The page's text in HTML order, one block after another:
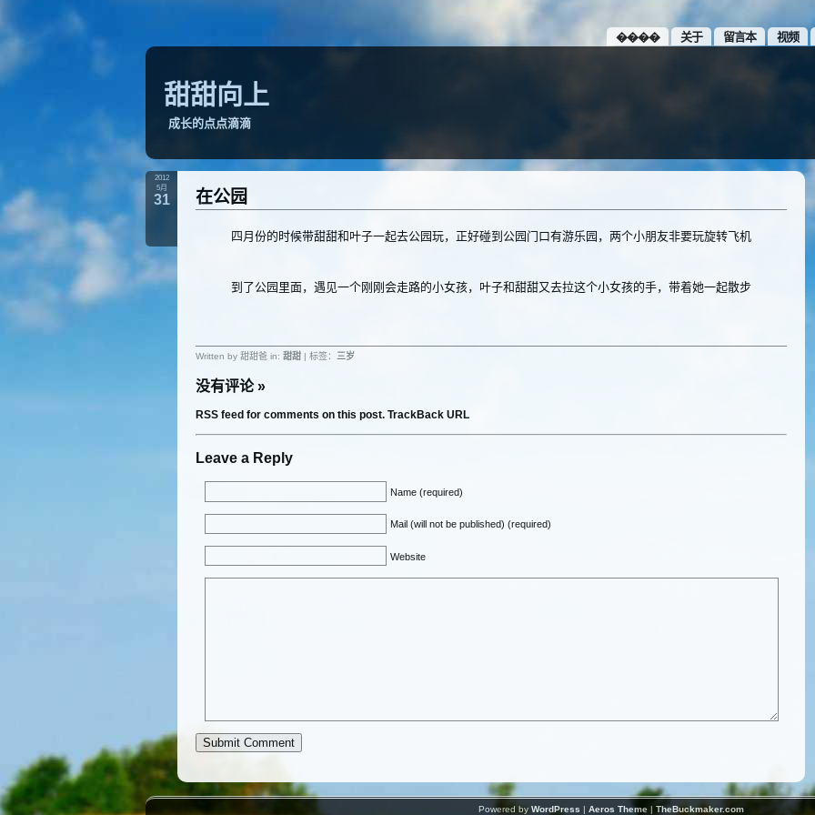
视频
留言本
关于
����
甜甜向上
成长的点点滴滴
2012
5月
31 在公园
四月份的时候带甜甜和叶子一起去公园玩，正好碰到公园门口有游乐园，两个小朋友非要玩旋转飞机
到了公园里面，遇见一个刚刚会走路的小女孩，叶子和甜甜又去拉这个小女孩的手，带着她一起散步
Written by 甜甜爸 in: 甜甜 | 标签： 三岁
没有评论»
RSS feed for comments on this post. TrackBack URL
Leave a Reply
Name (required)
Mail (will not be published) (required)
Website
Powered by WordPress | Aeros Theme | TheBuckmaker.com